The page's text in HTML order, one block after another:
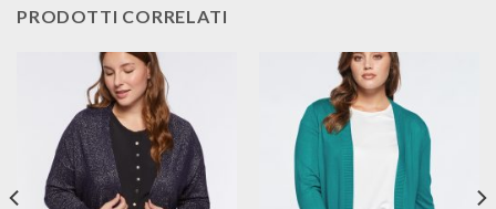
PRODOTTI CORRELATI